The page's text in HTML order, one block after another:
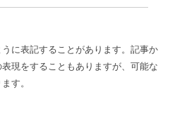
に表記することがあります。記事か
現をすることもありますが、可能な
す。